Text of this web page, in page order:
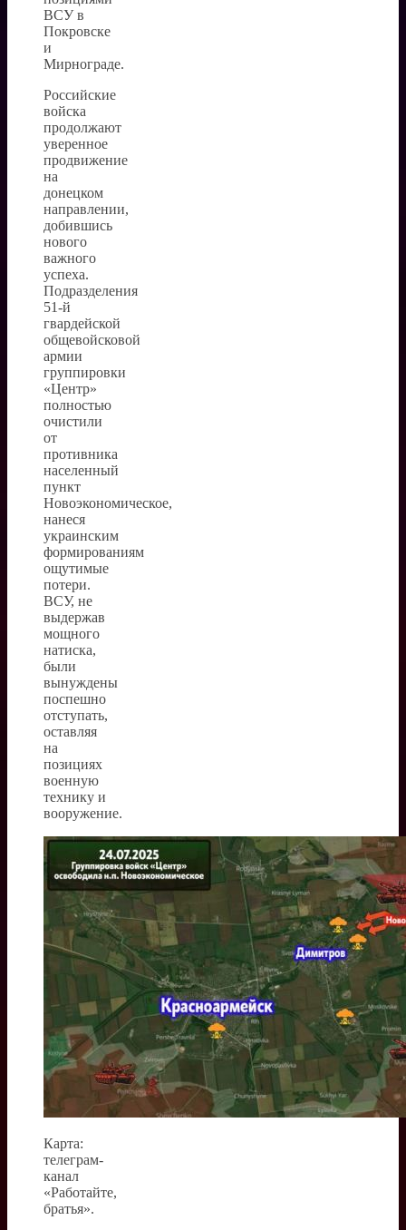
ВСУ в
Покровске
и
Мирнограде.
Российские
войска
продолжают
уверенное
продвижение
на
донецком
направлении,
добившись
нового
важного
успеха.
Подразделения
51-й
гвардейской
общевойсковой
армии
группировки
«Центр»
полностью
очистили
от
противника
населенный
пункт
Новоэкономическое,
нанеся
украинским
формированиям
ощутимые
потери.
ВСУ, не
выдержав
мощного
натиска,
были
вынуждены
поспешно
отступать,
оставляя
на
позициях
военную
технику и
вооружение.
Карта:
телеграм-
канал
«Работайте,
братья».